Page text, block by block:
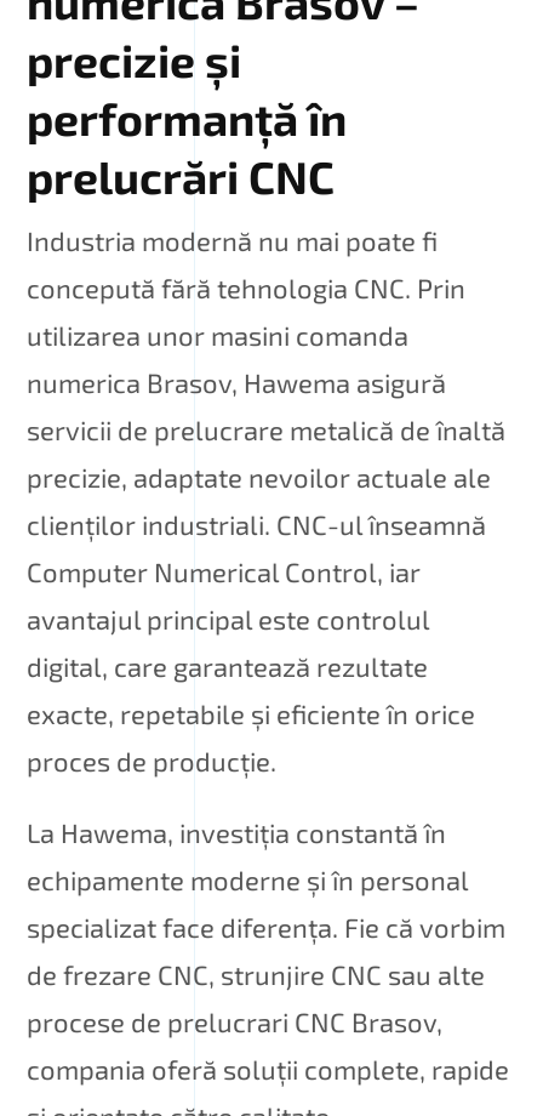
precizie și
performanță în
prelucrări CNC
Industria modernă nu mai poate fi
concepută fără tehnologia CNC. Prin
utilizarea unor masini comanda
numerica Brasov, Hawema asigură
servicii de prelucrare metalică de înaltă
precizie, adaptate nevoilor actuale ale
clienților industriali. CNC-ul înseamnă
Computer Numerical Control, iar
avantajul principal este controlul
digital, care garantează rezultate
exacte, repetabile și eficiente în orice
proces de producție.
La Hawema, investiția constantă în
echipamente moderne și în personal
specializat face diferența. Fie că vorbim
de frezare CNC, strunjire CNC sau alte
procese de prelucrari CNC Brasov,
compania oferă soluții complete, rapide